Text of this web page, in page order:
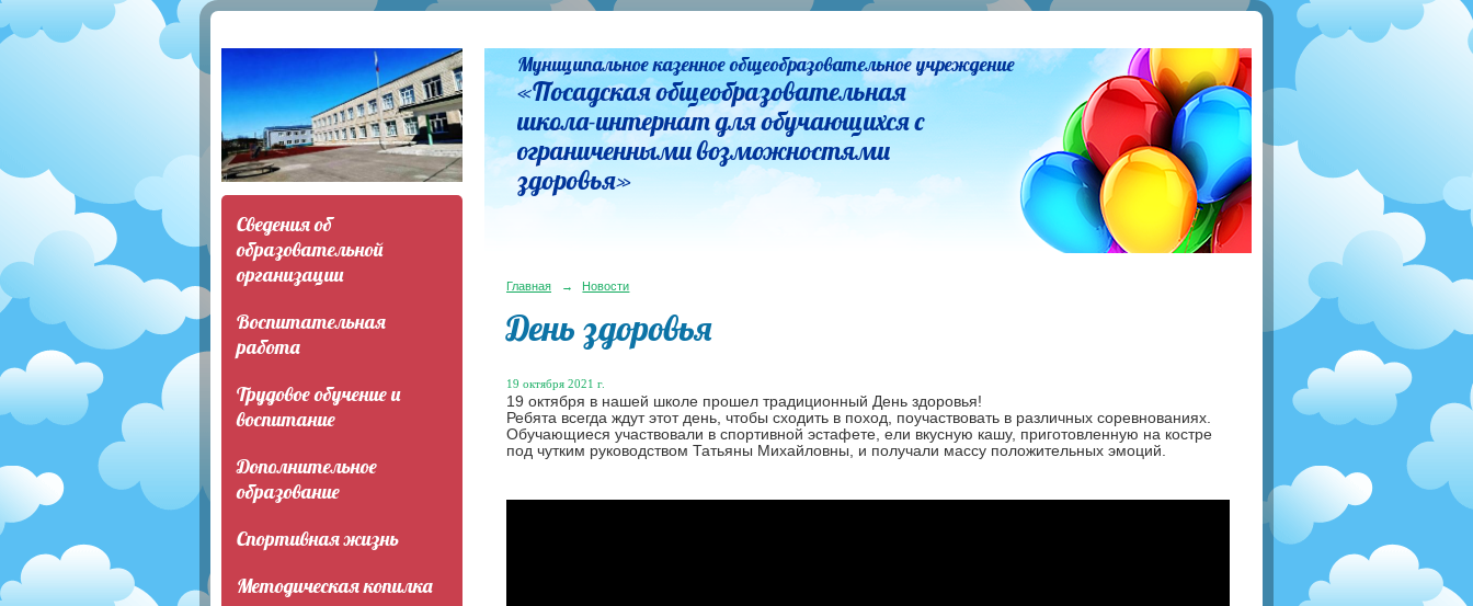
Сведения об
образовательной
организации
Воспитательная
работа
Трудовое обучение и
воспитание
Дополнительное
образование
Спортивная жизнь
Методическая копилка
Муниципальное казенное общеобразовательное учреждение
«Посадская общеобразовательная
школа-интернат для обучающихся с
ограниченными возможностями
здоровья»
Главная → Новости
День здоровья
19 октября 2021 г.
19 октября в нашей школе прошел традиционный День здоровья!
Ребята всегда ждут этот день, чтобы сходить в поход, поучаствовать в различных соревнованиях.
Обучающиеся участвовали в спортивной эстафете, ели вкусную кашу, приготовленную на костре
под чутким руководством Татьяны Михайловны, и получали массу положительных эмоций.